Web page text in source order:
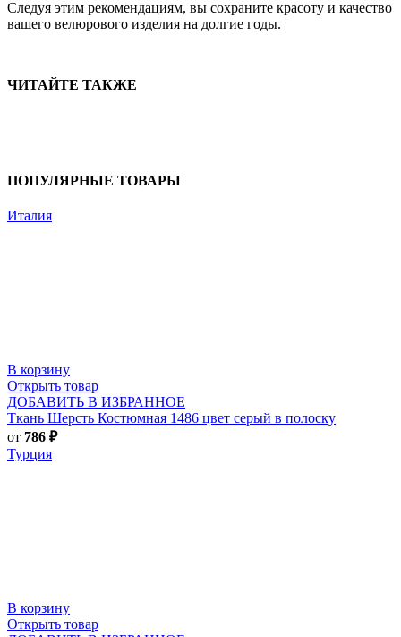
Следуя этим рекомендациям, вы сохраните красоту и качество
вашего велюрового изделия на долгие годы.
ЧИТАЙТЕ ТАКЖЕ
ПОПУЛЯРНЫЕ ТОВАРЫ
Италия
В корзину
Открыть товар
ДОБАВИТЬ В ИЗБРАННОЕ
Ткань Шерсть Костюмная 1486 цвет серый в полоску
от 786 ₽
Турция
В корзину
Открыть товар